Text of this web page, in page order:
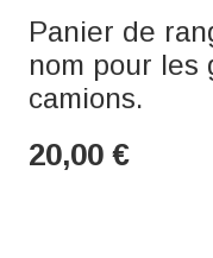
Panier de
nom pour les
camions.
20,00 €